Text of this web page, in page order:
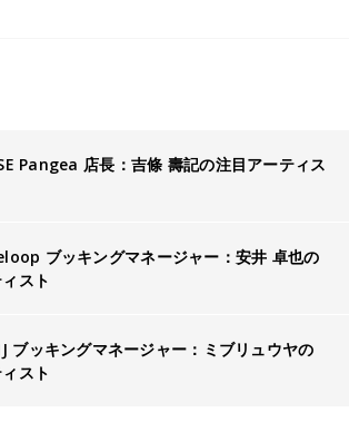
Pangea 店長：吉條 壽記の注目アーティス
ブッキングマネージャー：安井 卓也の
スト
ブッキングマネージャー：ミブリュウヤの
スト